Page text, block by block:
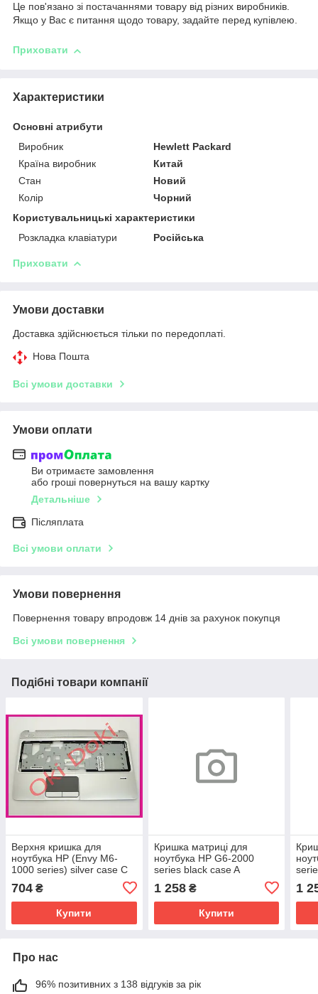
Це пов'язано зі постачаннями товару від різних виробників.
Якщо у Вас є питання щодо товару, задайте перед купівлею.
Приховати
Характеристики
Основні атрибути
Виробник
Hewlett Packard
Країна виробник
Китай
Стан
Новий
Колір
Чорний
Користувальницькі характеристики
Розкладка клавіатури
Російська
Приховати
Умови доставки
Доставка здійснюється тільки по передоплаті.
Нова Пошта
Всі умови доставки
Умови оплати
Ви отримаєте замовлення
або гроші повернуться на вашу картку
Детальніше
Післяплата
Всі умови оплати
Умови повернення
Повернення товару впродовж 14 днів за рахунок покупця
Всі умови повернення
Подібні товари компанії
Верхня кришка для
ноутбука HP (Envy M6-
1000 series) silver case C
704 ₴
Купити
Кришка матриці для
ноутбука HP G6-2000
series black case A
1 258₴
Купити
1
Про нас
96% позитивних з 138 відгуків за рік